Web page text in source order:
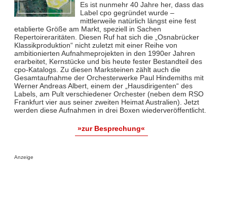
Es ist nunmehr 40 Jahre her, dass das
Label cpo gegründet wurde –
mittlerweile natürlich längst eine fest
etablierte Größe am Markt, speziell in Sachen
Repertoireraritäten. Diesen Ruf hat sich die „Osnabrücker
Klassikproduktion“ nicht zuletzt mit einer Reihe von
ambitionierten Aufnahmeprojekten in den 1990er Jahren
erarbeitet, Kernstücke und bis heute fester Bestandteil des
cpo-Katalogs. Zu diesen Marksteinen zählt auch die
Gesamtaufnahme der Orchesterwerke Paul Hindemiths mit
Werner Andreas Albert, einem der „Hausdirigenten“ des
Labels, am Pult verschiedener Orchester (neben dem RSO
Frankfurt vier aus seiner zweiten Heimat Australien). Jetzt
werden diese Aufnahmen in drei Boxen wiederveröffentlicht.
»zur Besprechung«
Anzeige